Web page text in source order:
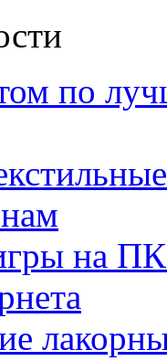
по
на